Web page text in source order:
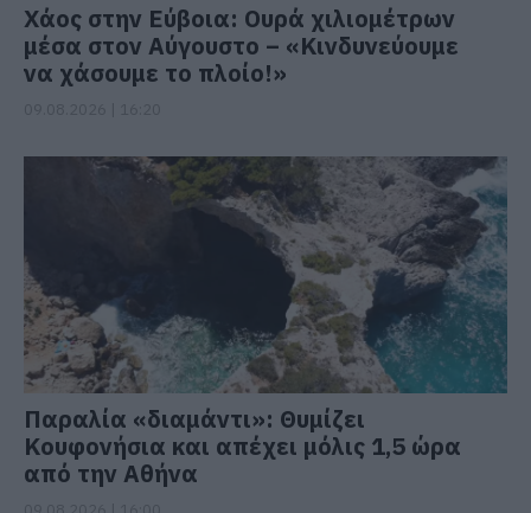
Χάος στην Εύβοια: Ουρά χιλιομέτρων
μέσα στον Αύγουστο – «Κινδυνεύουμε
να χάσουμε το πλοίο!»
Παραλία «διαμάντι»: Θυμίζει
Κουφονήσια και απέχει μόλις 1,5 ώρα
από την Αθήνα